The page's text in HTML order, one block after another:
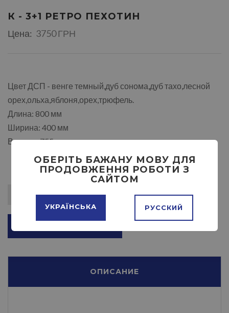
К - 3+1 РЕТРО ПЕХОТИН
Цена: 3750 ГРН
Цвет ДСП - венге темный,дуб сонома,дуб тахо,лесной
орех,ольха,яблоня,орех,трюфель.
Длина: 800 мм
Ширина: 400 мм
Высота: 755 мм
ОПИСАНИЕ
ОБЕРІТЬ БАЖАНУ МОВУ ДЛЯ
ПРОДОВЖЕННЯ РОБОТИ З
САЙТОМ
УКРАЇНСЬКА РУССКИЙ